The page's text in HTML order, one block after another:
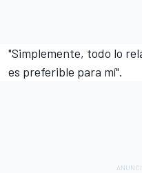
"Simplemente, todo lo
es preferible para mí".